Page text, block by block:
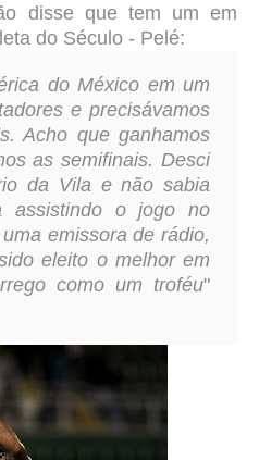
disse que tem um em
do Século - Pelé:
do México em um
e precisávamos
Acho que ganhamos
as semifinais. Desci
da Vila e não sabia
assistindo o jogo no
emissora de rádio,
eleito o melhor em
como um troféu"